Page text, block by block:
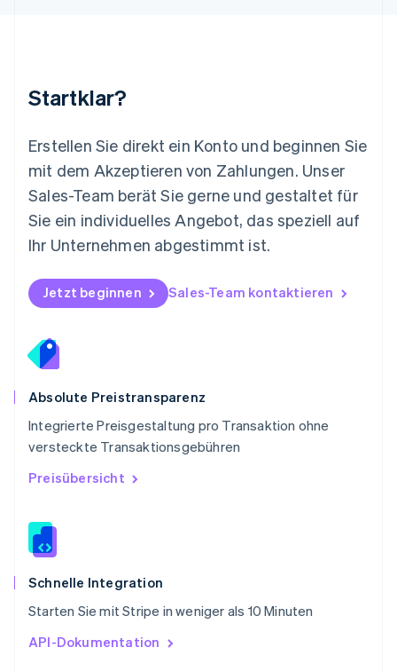
Startklar?
Erstellen Sie direkt ein Konto und beginnen Sie
mit dem Akzeptieren von Zahlungen. Unser
Sales-Team berät Sie gerne und gestaltet für
Sie ein individuelles Angebot, das speziell auf
Ihr Unternehmen abgestimmt ist.
Jetzt beginnen Sales-Team kontaktieren
Absolute Preistransparenz
Integrierte Preisgestaltung pro Transaktion ohne
versteckte Transaktionsgebühren
Preisübersicht
Schnelle Integration
Starten Sie mit Stripe in weniger als 10 Minuten
API-Dokumentation
Nederlands English
Norwegen
Österreich
Polen
English
Portugal
Português English
Rumänien
Schweden
Svenska English
Deutsch
Singapur
English
Slowakei
Slowenien
EnglishItaliano
Sonderverwaltungsregion Hongkong,
Spanien
Thailand
ไทยEnglish
English
English